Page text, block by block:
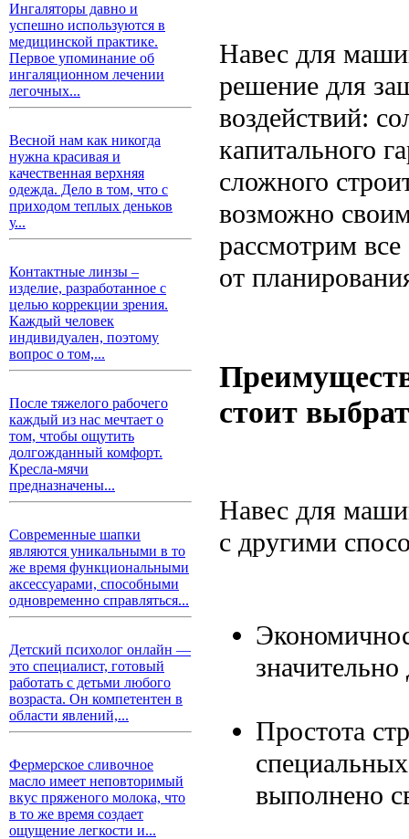
Ингаляторы давно и
успешно используются в
медицинской практике.
Первое упоминание об
ингаляционном лечении
легочных...
Весной нам как никогда
нужна красивая и
качественная верхняя
одежда. Дело в том, что с
приходом теплых деньков
у...
Контактные линзы –
изделие, разработанное с
целью коррекции зрения.
Каждый человек
индивидуален, поэтому
вопрос о том,...
После тяжелого рабочего
каждый из нас мечтает о
том, чтобы ощутить
долгожданный комфорт.
Кресла-мячи
предназначены...
Современные шапки
являются уникальными в то
же время функциональными
аксессуарами, способными
одновременно справляться...
Детский психолог онлайн —
это специалист, готовый
работать с детьми любого
возраста. Он компетентен в
области явлений,...
Фермерское сливочное
масло имеет неповторимый
вкус пряженого молока, что
в то же время создает
ощущение легкости и...
Навес для
решение для
воздействий:
капитального
сложного
возможно
рассмотрим
от
стоит
Навес для
с другими
Простота
выполнено